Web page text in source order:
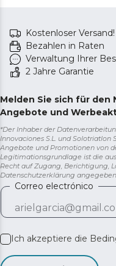
Kostenloser Versand!
Bezahlen in Raten
Verwaltung Ihrer
2 Jahre Garantie
Melden Sie sich für den
Angebote und
*Der Inhaber der
Innovaciones S.L. und Solotriatlon
Angebote und Promotionen von
Legitimationsgrundlage ist die
Recht auf Zugang, Berichtigung,
Datenschutzerklärung
Correo electrónico
Ich akzeptiere die